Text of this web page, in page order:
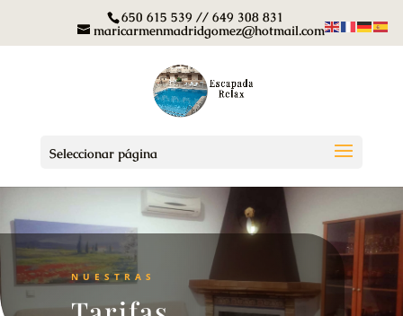
650 615 539 // 649 308 831
maricarmenmadridgomez@hotmail.com
Seleccionar página
NUESTRAS